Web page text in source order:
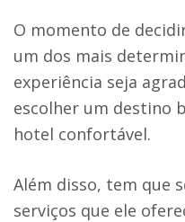
O momento de
um dos mais
experiência seja
escolher um destino
hotel confortável.
Além disso, tem que
serviços que ele